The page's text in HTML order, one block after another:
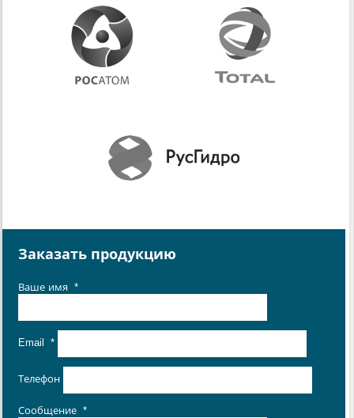
Заказать продукцию
Ваше имя *
Email *
Телефон
Сообщение *